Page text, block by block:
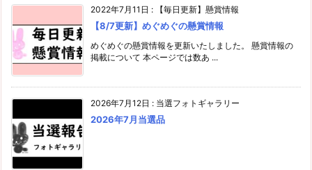
2022年7月11日 : 【毎日更新】懸賞情報
【8/7更新】めぐめぐの懸賞情報
めぐめぐの懸賞情報を更新いたしました。 懸賞情報の
掲載について 本ページでは数あ ...
2026年7月12日 : 当選フォトギャラリー
2026年7月当選品